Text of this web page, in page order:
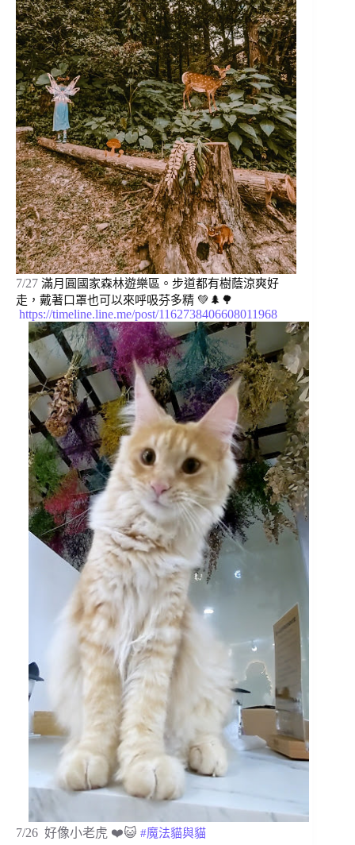
7/27 滿月圓國家森林遊樂區。步道都有樹蔭涼爽好
https://timeline.line.me/post/1162738406608011968
7/26 好像小老虎 ❤️😺⁡ #魔法貓與貓